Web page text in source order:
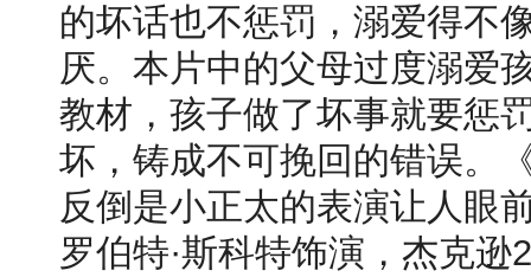
的坏话也不惩罚，溺爱得不
厌。本片中的父母过度溺爱
教材，孩子做了坏事就要惩
坏，铸成不可挽回的错误。
反倒是小正太的表演让人眼
罗伯特·斯科特饰演，杰克